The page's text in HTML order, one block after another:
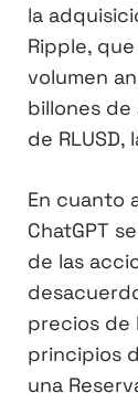
la
Ripple,
volumen
billones de
de
En cuanto
ChatGPT
de las
precios de
principios
una